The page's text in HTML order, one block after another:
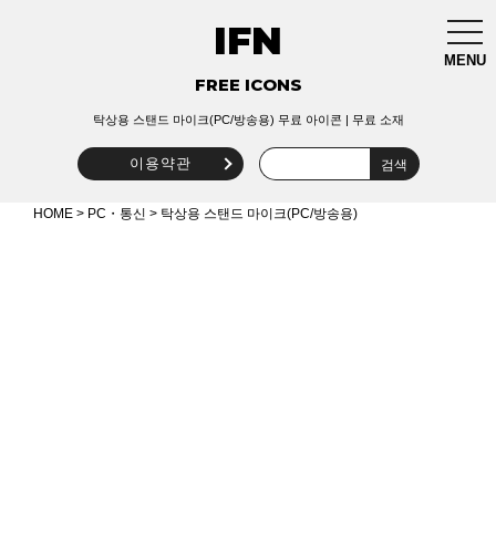
MENU
IFN
FREE ICONS
탁상용 스탠드 마이크(PC/방송용) 무료 아이콘 | 무료 소재
이용약관
HOME > PC・통신 > 탁상용 스탠드 마이크(PC/방송용)